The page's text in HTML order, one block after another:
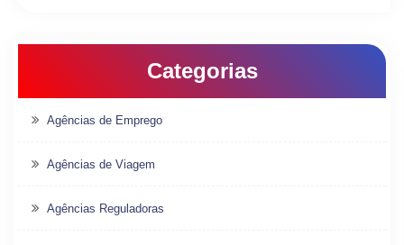
Categorias
Agências de Emprego
Agências de Viagem
Agências Reguladoras